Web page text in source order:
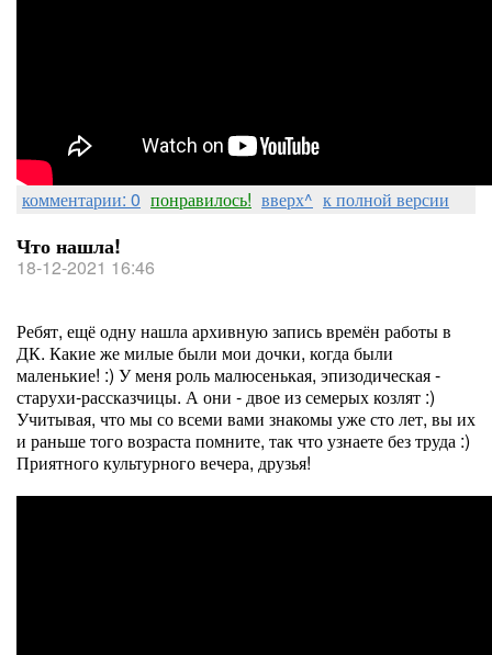
комментарии: 0 понравилось! вверх^ к полной версии
Что нашла!
18-12-2021 16:46
Ребят, ещё одну нашла архивную запись времён работы в
ДК. Какие же милые были мои дочки, когда были
маленькие! :) У меня роль малюсенькая, эпизодическая -
старухи-рассказчицы. А они - двое из семерых козлят :)
Учитывая, что мы со всеми вами знакомы уже сто лет, вы их
и раньше того возраста помните, так что узнаете без труда :)
Приятного культурного вечера, друзья!